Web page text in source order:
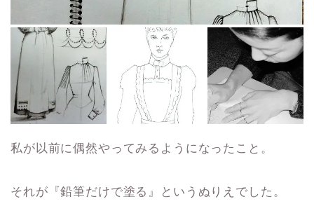
私が以前に偶然やってみるようになったこと。
それが『鉛筆だけで塗る』というぬりえでした。